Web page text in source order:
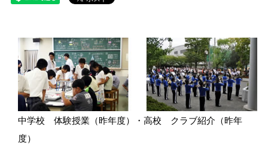
中学校 体験授業（昨年度）・高校 クラブ紹介（昨年
度）